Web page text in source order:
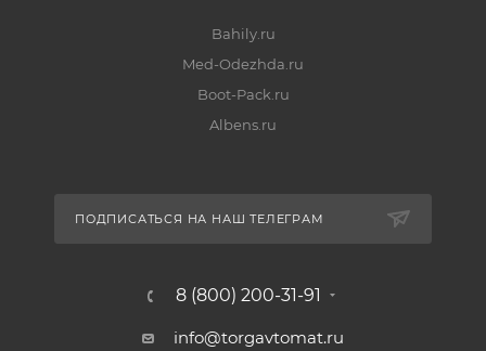
Bahily.ru
Med-Odezhda.ru
Boot-Pack.ru
Albens.ru
ПОДПИСАТЬСЯ НА НАШ ТЕЛЕГРАМ
8 (800) 200-31-91
info@torgavtomat.ru